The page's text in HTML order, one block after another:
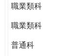
職業類科
職業類科
普通科